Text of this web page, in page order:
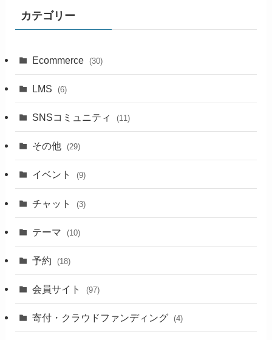
カテゴリー
Ecommerce (30)
LMS (6)
SNSコミュニティ (11)
その他 (29)
イベント (9)
チャット (3)
テーマ (10)
予約 (18)
会員サイト (97)
寄付・クラウドファンディング (4)